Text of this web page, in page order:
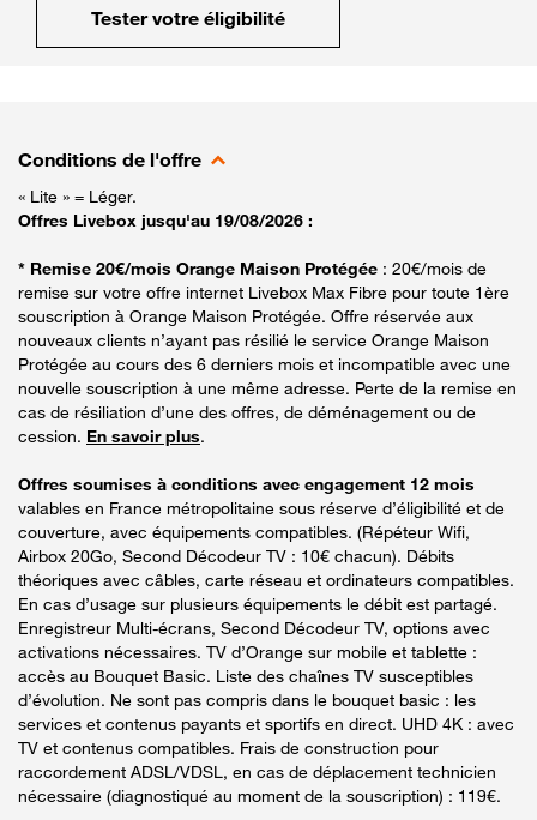
Tester votre éligibilité
Conditions de l'offre
« Lite » = Léger.
Offres Livebox jusqu'au 19/08/2026 :
* Remise 20€/mois Orange Maison Protégée : 20€/mois de
remise sur votre offre internet Livebox Max Fibre pour toute 1ère
souscription à Orange Maison Protégée. Offre réservée aux
nouveaux clients n’ayant pas résilié le service Orange Maison
Protégée au cours des 6 derniers mois et incompatible avec une
nouvelle souscription à une même adresse. Perte de la remise en
cas de résiliation d’une des offres, de déménagement ou de
cession. En savoir plus.
Offres soumises à conditions avec engagement 12 mois
valables en France métropolitaine sous réserve d’éligibilité et de
couverture, avec équipements compatibles. (Répéteur Wifi,
Airbox 20Go, Second Décodeur TV : 10€ chacun). Débits
théoriques avec câbles, carte réseau et ordinateurs compatibles.
En cas d’usage sur plusieurs équipements le débit est partagé.
Enregistreur Multi-écrans, Second Décodeur TV, options avec
activations nécessaires. TV d’Orange sur mobile et tablette :
accès au Bouquet Basic. Liste des chaînes TV susceptibles
d’évolution. Ne sont pas compris dans le bouquet basic : les
services et contenus payants et sportifs en direct. UHD 4K : avec
TV et contenus compatibles. Frais de construction pour
raccordement ADSL/VDSL, en cas de déplacement technicien
nécessaire (diagnostiqué au moment de la souscription) : 119€.